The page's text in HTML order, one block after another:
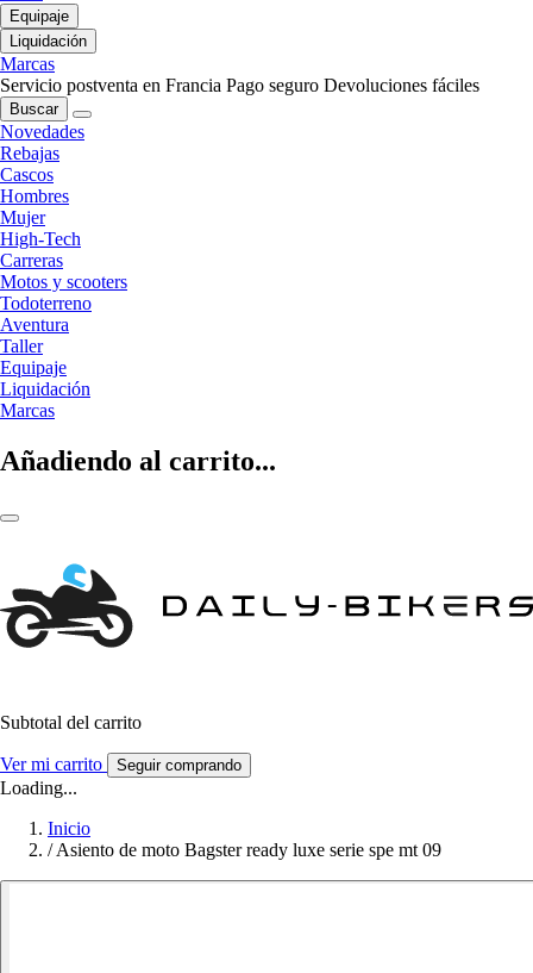
Equipaje
Liquidación
Marcas
Servicio postventa en Francia Pago seguro Devoluciones fáciles
Buscar
Novedades
Rebajas
Cascos
Hombres
Mujer
High-Tech
Carreras
Motos y scooters
Todoterreno
Aventura
Taller
Equipaje
Liquidación
Marcas
Añadiendo al carrito...
Subtotal del carrito
Ver mi carrito Seguir comprando
Loading...
Inicio
/ Asiento de moto Bagster ready luxe serie spe mt 09